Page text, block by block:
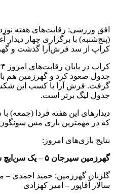
افق ورزشی: رقابت‌های هفته
(پنج‌شنبه) با برگزاری چهار دیدار
کراپ از سد فرش‌آرا گذشت و
جدول لیگ برتر است.
دیدارهای این هفته فردا (جمعه)
که در مهمترین بازی مس
نتایج بازی‌های امروز:
گهرزمین سیرجان ۵ – یک سن‌ایچ ساوه
گلزنان گهرزمین: حمید احمدی –
سالار آقاپور – امیر کهزادی